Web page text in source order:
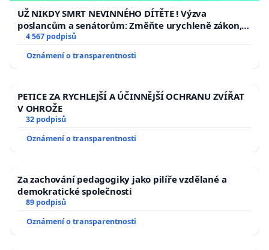
UŽ NIKDY SMRT NEVINNÉHO DÍTĚTE ! Výzva
poslancům a senátorům: Změňte urychleně zákon,
aby se tragédie malé Viktorky už nemohla opakovat!
4 567 podpisů
Oznámení o transparentnosti
PETICE ZA RYCHLEJŠÍ A ÚČINNĚJŠÍ OCHRANU ZVÍŘAT
V OHROŽE
32 podpisů
Oznámení o transparentnosti
Za zachování pedagogiky jako pilíře vzdělané a
demokratické společnosti
89 podpisů
Oznámení o transparentnosti